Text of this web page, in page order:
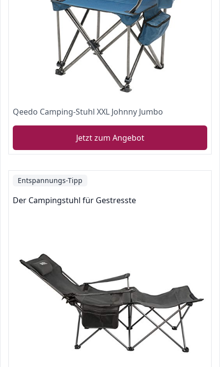
Qeedo Camping-Stuhl XXL Johnny Jumbo
Jetzt zum Angebot
Entspannungs-Tipp
Der Campingstuhl für Gestresste